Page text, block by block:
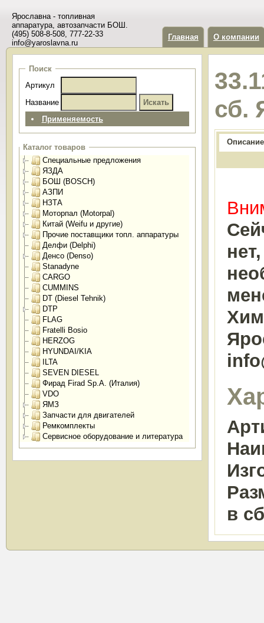
Ярославна - топливная
аппаратура, автозапчасти БОШ.
(495) 508-8-508, 777-22-33
info@yaroslavna.ru
Главная О компании
Поиск
Артикул
Название
Применяемость
Каталог товаров
Специальные предложения
ЯЗДА
БОШ (BOSCH)
АЗПИ
НЗТА
Моторпал (Motorpal)
Китай (Weifu и другие)
Прочие поставщики топл. аппаратуры
Делфи (Delphi)
Денсо (Denso)
Stanadyne
CARGO
CUMMINS
DT (Diesel Tehnik)
DTP
FLAG
Fratelli Bosio
HERZOG
HYUNDAI/KIA
ILTA
SEVEN DIESEL
Фирад Firad Sp.A. (Италия)
VDO
ЯМЗ
Запчасти для двигателей
Ремкомплекты
Сервисное оборудование и литература
сб.
Описание
в